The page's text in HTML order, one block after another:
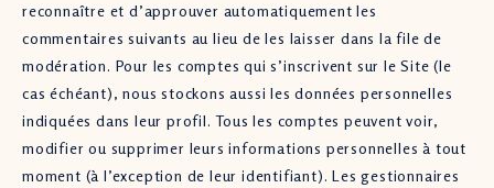
reconnaître et d’approuver automatiquement les
commentaires suivants au lieu de les laisser dans la file de
modération. Pour les comptes qui s’inscrivent sur le Site (le
cas échéant), nous stockons aussi les données personnelles
indiquées dans leur profil. Tous les comptes peuvent voir,
modifier ou supprimer leurs informations personnelles à tout
moment (à l’exception de leur identifiant). Les gestionnaires